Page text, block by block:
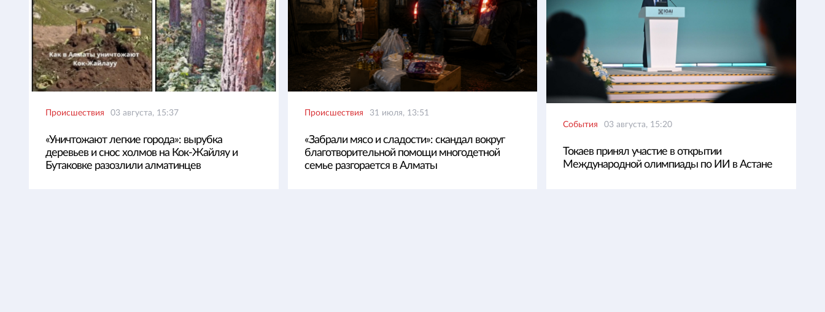
Происшествия 03 августа, 15:37
«Уничтожают легкие города»: вырубка
деревьев и снос холмов на Кок-Жайляу и
Бутаковке разозлили алматинцев
Происшествия 31 июля, 13:51
«Забрали мясо и сладости»: скандал вокруг
благотворительной помощи многодетной
семье разгорается в Алматы
События 03 августа, 15:20
Токаев принял участие в открытии
Международной олимпиады по ИИ в Астане